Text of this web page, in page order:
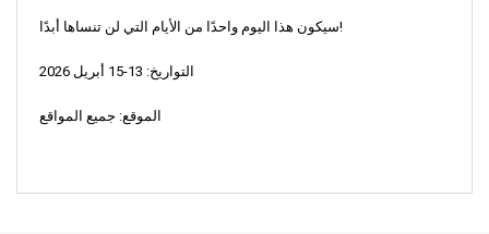
سيكون هذا اليوم واحدًا من الأيام التي لن تنساها أبدًا!
التواريخ: 13-15 أبريل 2026
الموقع: جميع المواقع